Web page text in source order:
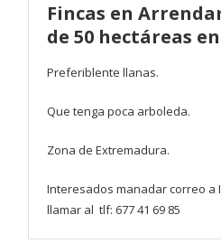
Fincas en
de 50 hectáreas
Preferiblente llanas.
Que tenga poca arboleda.
Zona de Extremadura.
Interesados manadar correo a
llamar al tlf: 677 41 69 85